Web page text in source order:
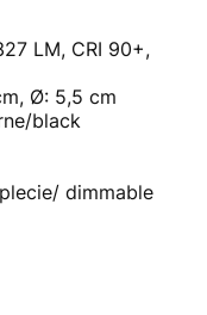
LM, CRI 90+,
Ø: 5,5 cm
black
dimmable